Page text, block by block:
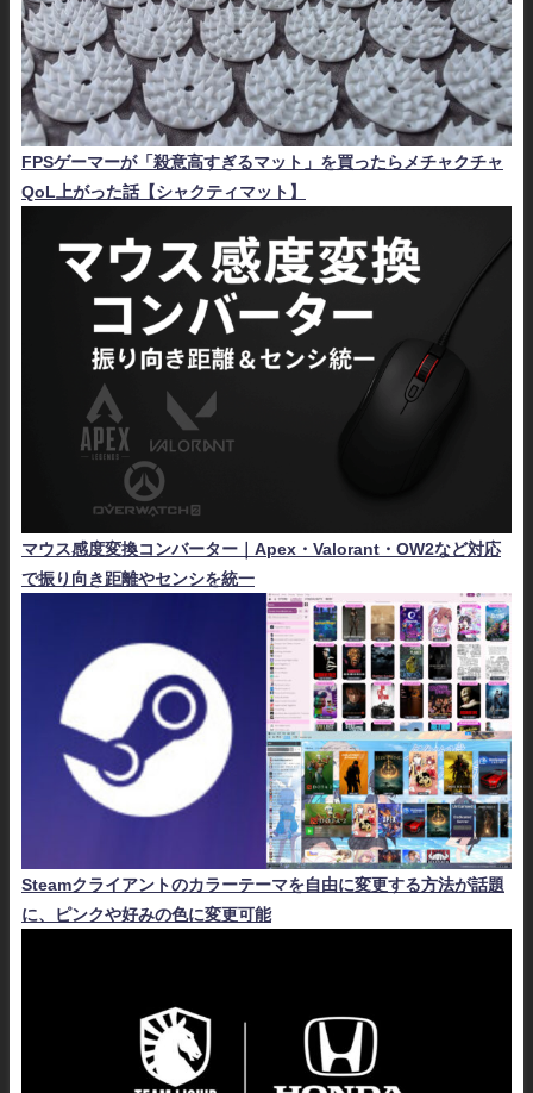
FPSゲーマーが「殺意高すぎるマット」を買ったらメチャクチャ
QoL上がった話【シャクティマット】
マウス感度変換コンバーター｜Apex・Valorant・OW2など対応
で振り向き距離やセンシを統一
Steamクライアントのカラーテーマを自由に変更する方法が話題
に、ピンクや好みの色に変更可能